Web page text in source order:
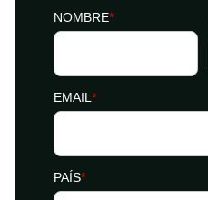
NOMBRE*
EMAIL*
PAÍS*